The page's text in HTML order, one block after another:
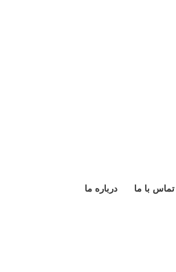
تماس با ما درباره ما